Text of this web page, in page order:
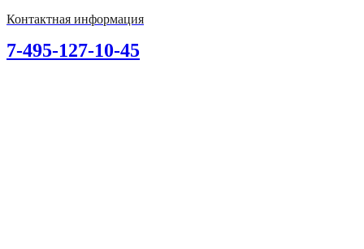
Контактная информация
7-495-127-10-45